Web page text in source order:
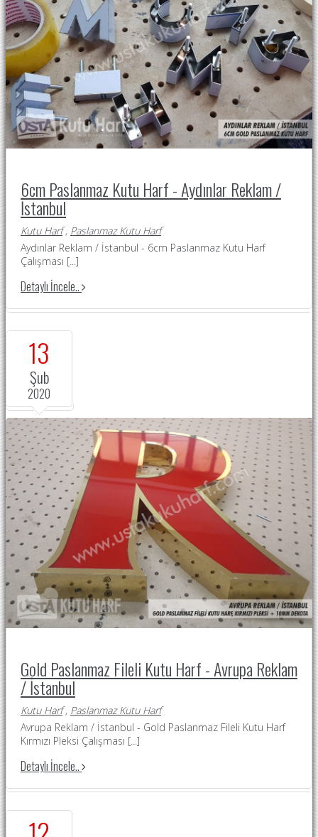
6cm Paslanmaz Kutu Harf - Aydınlar Reklam /
İstanbul
Kutu Harf, Paslanmaz Kutu Harf
Aydınlar Reklam / İstanbul - 6cm Paslanmaz Kutu Harf
Çalışması [...]
Detaylı İncele..
13
Şub
2020
Gold Paslanmaz Fileli Kutu Harf - Avrupa Reklam
/ İstanbul
Kutu Harf, Paslanmaz Kutu Harf
Avrupa Reklam / İstanbul - Gold Paslanmaz Fileli Kutu Harf
Kırmızı Pleksi Çalışması [...]
Detaylı İncele..